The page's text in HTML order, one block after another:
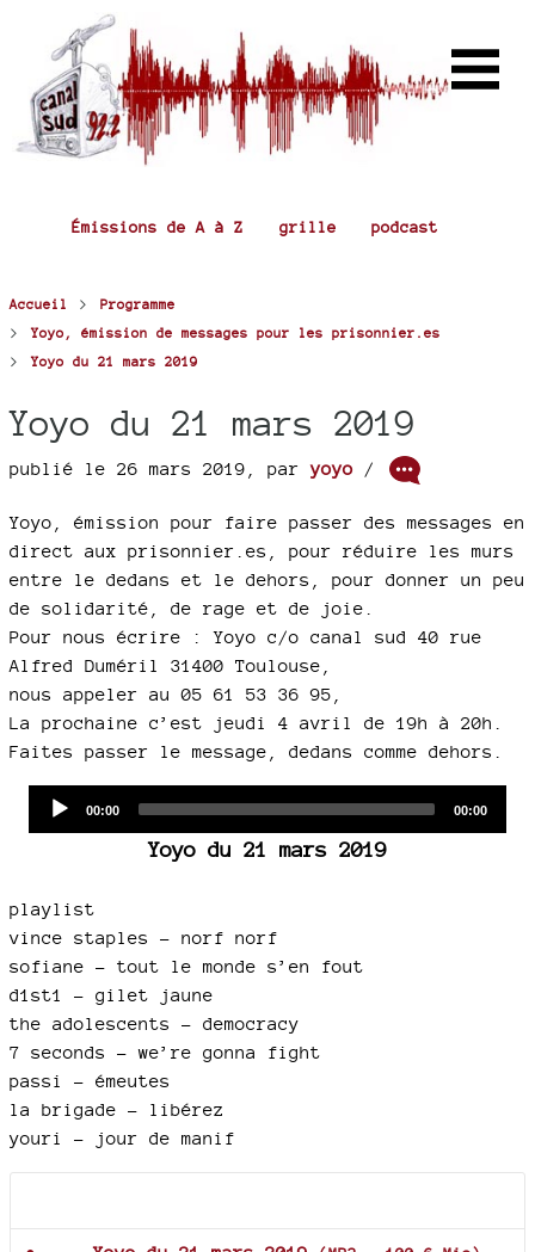
Émissions de A à Z grille podcast
Accueil > Programme
>Yoyo, émission de messages pour les prisonnier.es
>Yoyo du 21 mars 2019
Yoyo du 21 mars 2019
publié le 26 mars 2019 paryoyo /
Yoyo, émission pour faire passer des messages en
direct aux prisonnier.es, pour réduire les murs
entre le dedans et le dehors, pour donner un peu
de solidarité, de rage et de joie.
Pour nous écrire : Yoyo c/o canal sud 40 rue
Alfred Duméril 31400 Toulouse,
nous appeler au 05 61 53 36 95,
La prochaine c’est jeudi 4 avril de 19h à 20h.
Faites passer le message, dedans comme dehors.
Current
00:00
Total
00:00
Yoyo du 21 mars 2019
playlist
vince staples - norf norf
sofiane - tout le monde s’en fout
d1st1 - gilet jaune
the adolescents - democracy
7 seconds - we’re gonna fight
passi - émeutes
la brigade - libérez
youri - jour de manif